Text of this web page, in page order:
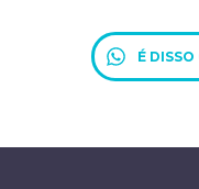
É